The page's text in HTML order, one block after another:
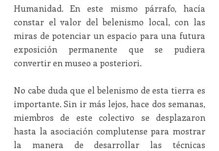
Humanidad. En este mismo párrafo, hacía
constar el valor del belenismo local, con las
miras de potenciar un espacio para una futura
exposición permanente que se pudiera
convertir en museo a posteriori.
No cabe duda que el belenismo de esta tierra es
importante. Sin ir más lejos, hace dos semanas,
miembros de este colectivo se desplazaron
hasta la asociación complutense para mostrar
la manera de desarrollar las técnicas